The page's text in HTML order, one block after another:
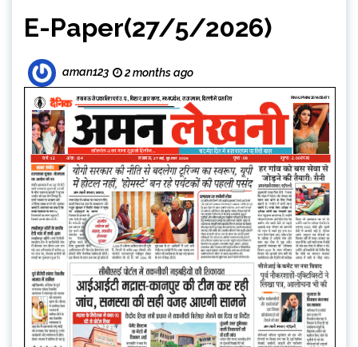
E-Paper(27/5/2026)
aman123 2 months ago